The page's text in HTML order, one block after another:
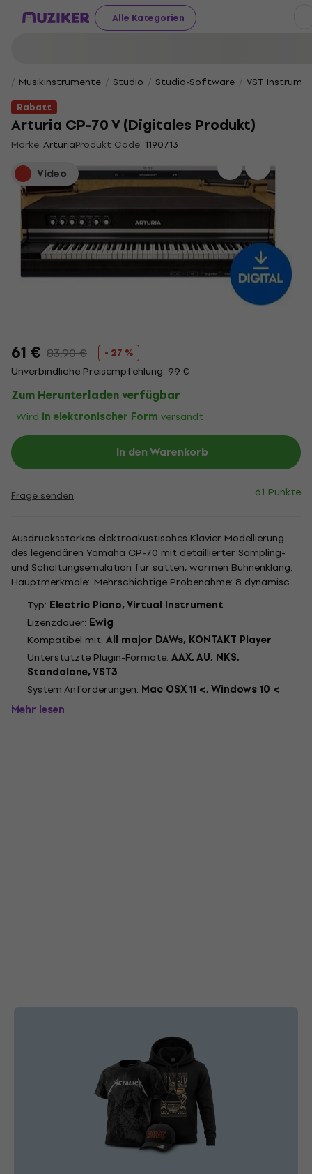
Alle Kategorien
Musikinstrumente Studio Studio-Software
VST
Rabatt
Arturia CP-70 V (Digitales Produkt)
Marke:ArturiaProdukt Code: 1190713
Video
61 € 83,90 € - 27 %
Unverbindliche Preisempfehlung: 99 €
Zum Herunterladen verfügbar
Wird in elektronischer Form versandt
In den Warenkorb
Frage senden 61 Punkte
Ausdrucksstarkes elektroakustisches Klavier Modellierung
des legendären Yamaha CP-70 mit detaillierter Sampling-
und Schaltungsemulation für satten, warmen Bühnenklang.
Hauptmerkmale:. Mehrschichtige Probenahme: 8 dynamische
Ebenen für intimen und kraftvollen Ausdruck. Erweiterte
Modellierung: Authentische Hammer-zu-Saite-Verstärkung
und...
Typ: Electric Piano, Virtual Instrument
Lizenzdauer: Ewig
Kompatibel mit: All major DAWs, KONTAKT Player
Unterstützte Plugin-Formate: AAX, AU, NKS,
Standalone, VST3
System Anforderungen: Mac OSX 11 <, Windows 10 <
Mehr lesen